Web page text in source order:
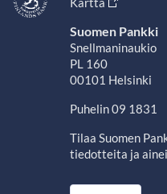
Suomen Pankki
Snellmaninaukio
PL 160
00101 Helsinki
Puhelin 09 1831
Tilaa Suomen
tiedotteita ja